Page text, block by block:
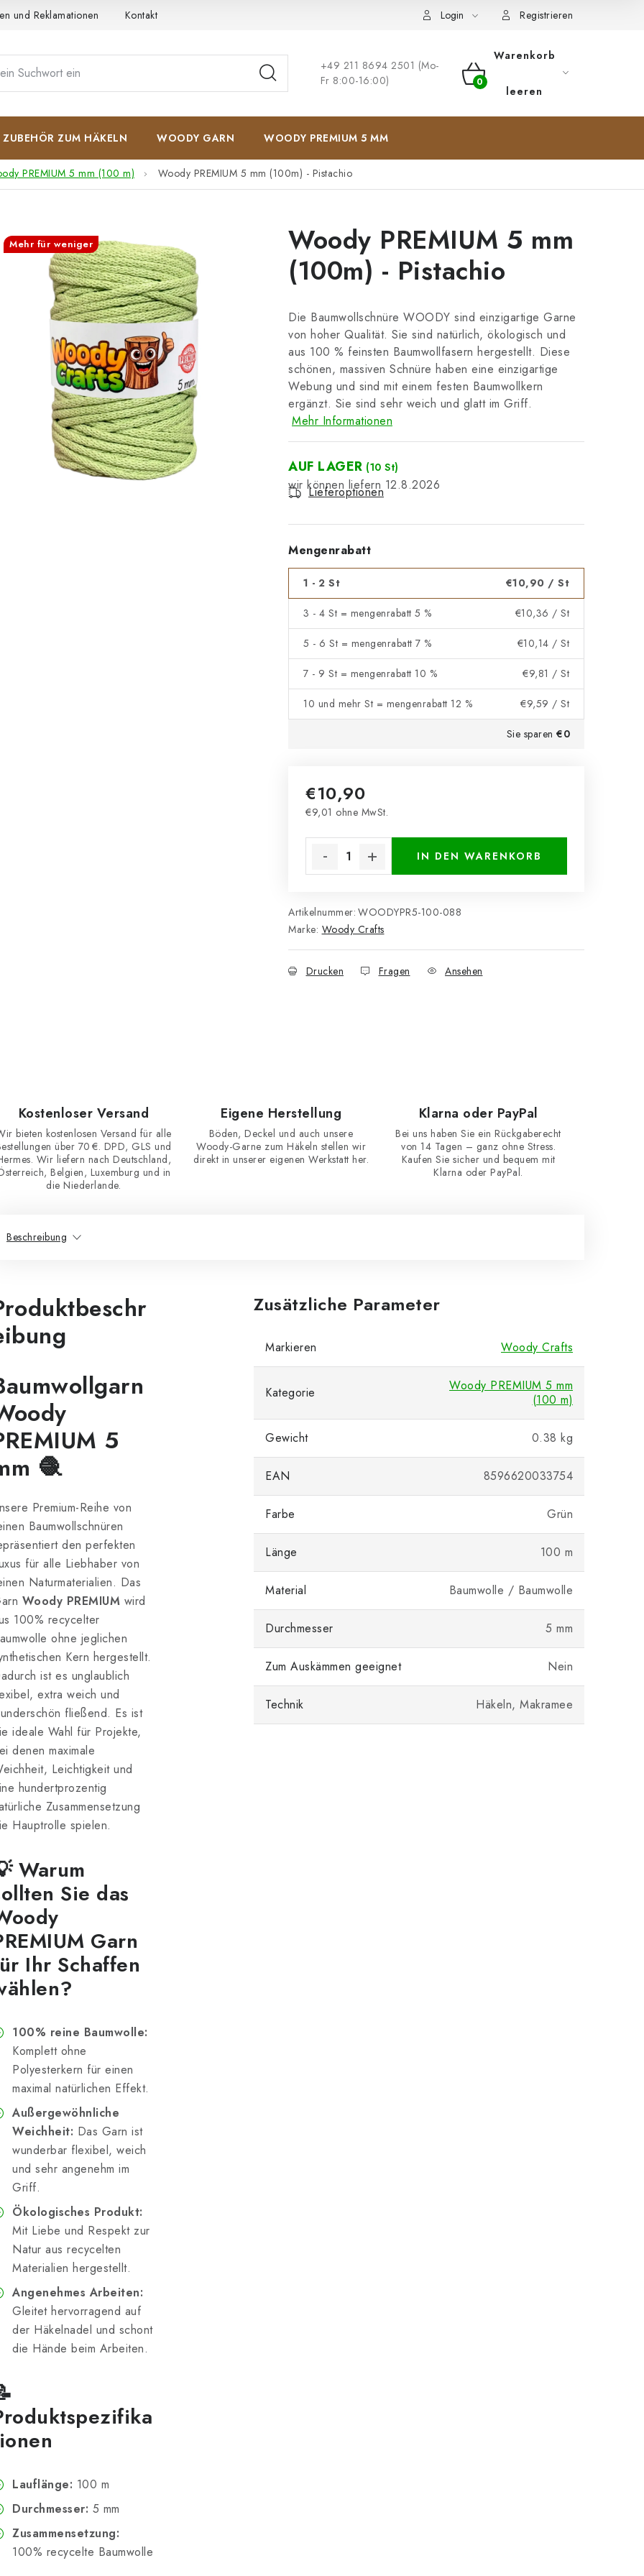
und Reklamationen Kontakt Login Registrieren
+49 211 8694 2501 (Mo-
Fr 8:00-16:00)
WARENKORB
Warenkorb
leeren
ZUBEHÖR ZUM HÄKELN WOODY GARN WOODY PREMIUM 5 MM
PREMIUM 5 mm (100 m) Woody PREMIUM 5 mm (100m) - Pistachio
Woody PREMIUM 5 mm
(100m) - Pistachio
Die Baumwollschnüre WOODY sind einzigartige Garne
von hoher Qualität. Sie sind natürlich, ökologisch und
aus 100 % feinsten Baumwollfasern hergestellt. Diese
schönen, massiven Schnüre haben eine einzigartige
Webung und sind mit einem festen Baumwollkern
ergänzt. Sie sind sehr weich und glatt im Griff.
Mehr Informationen
AUF LAGER (10 St)
12.8.2026
Lieferoptionen
Mengenrabatt
1 - 2 St €10,90 / St
3 - 4 St = mengenrabatt 5 % €10,36 / St
5 - 6 St = mengenrabatt 7 % €10,14 / St
7 - 9 St = mengenrabatt 10 % €9,81 / St
10 und mehr St = mengenrabatt 12 % €9,59 / St
Sie sparen €0
€10,90
€9,01 ohne MwSt.
IN DEN WARENKORB
Artikelnummer: WOODYPR5-100-088
Marke: Woody Crafts
Drucken Fragen Ansehen
Mehr für weniger
Kostenloser Versand
bieten kostenlosen Versand für alle
über 70 €. DPD, GLS und
Wir liefern nach Deutschland,
Belgien, Luxemburg und in
die Niederlande.
Eigene Herstellung
Böden, Deckel und auch unsere
Woody-Garne zum Häkeln stellen wir
direkt in unserer eigenen Werkstatt her.
Klarna oder PayPal
Bei uns haben Sie ein Rückgaberecht
von 14 Tagen – ganz ohne Stress.
Kaufen Sie sicher und bequem mit
Klarna oder PayPal.
Beschreibung
5
🧶
Premium-Reihe von
Baumwollschnüren
den perfekten
für alle Liebhaber von
Naturmaterialien. Das
Woody PREMIUM wird
100% recycelter
ohne jeglichen
Kern hergestellt.
ist es unglaublich
extra weich und
fließend. Es ist
ideale Wahl für Projekte,
denen maximale
Leichtigkeit und
hundertprozentig
Zusammensetzung
Hauptrolle spielen.
Warum
Sie das
Garn
Ihr Schaffen
100% reine Baumwolle:
Komplett ohne
Polyesterkern für einen
maximal natürlichen Effekt.
Außergewöhnliche
Weichheit: Das Garn ist
wunderbar flexibel, weich
und sehr angenehm im
Griff.
Ökologisches Produkt:
Mit Liebe und Respekt zur
Natur aus recycelten
Materialien hergestellt.
Angenehmes Arbeiten:
Gleitet hervorragend auf
der Häkelnadel und schont
die Hände beim Arbeiten.
Lauflänge: 100 m
Durchmesser: 5 mm
Zusammensetzung:
100% recycelte Baumwolle
Zusätzliche Parameter
Markieren Woody Crafts
Kategorie
Woody PREMIUM 5 mm
(100 m)
Gewicht 0.38 kg
EAN 8596620033754
Farbe Grün
Länge 100 m
Material Baumwolle / Baumwolle
Durchmesser 5 mm
Zum Auskämmen geeignet Nein
Technik Häkeln, Makramee